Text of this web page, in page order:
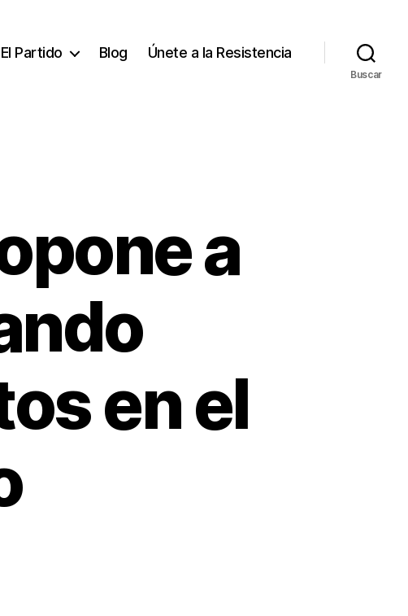
El Partido Blog Únete a la Resistencia
Buscar
a
en el